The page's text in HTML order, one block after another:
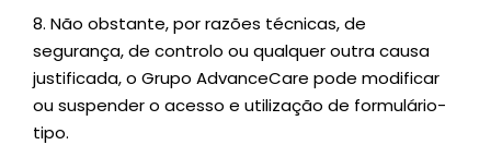
8. Não obstante, por razões técnicas, de
segurança, de controlo ou qualquer outra causa
justificada, o Grupo AdvanceCare pode modificar
ou suspender o acesso e utilização de formulário-
tipo.